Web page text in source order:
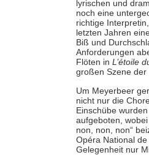
lyrischen und
noch eine
richtige
letzten Jahren
Biß und
Anforderungen
Flöten in L’étoile
großen Szene
Um Meyerbeer
nicht nur die
Einschübe
aufgeboten,
non, non, non“
Opéra National
Gelegenheit nur